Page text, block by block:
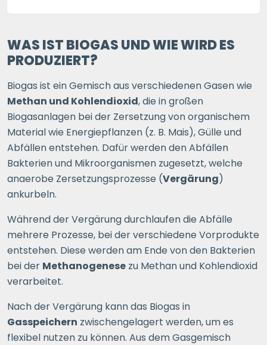
WAS IST BIOGAS UND WIE WIRD ES
PRODUZIERT?
Biogas ist ein Gemisch aus verschiedenen Gasen wie
Methan und Kohlendioxid, die in großen
Biogasanlagen bei der Zersetzung von organischem
Material wie Energiepflanzen (z. B. Mais), Gülle und
Abfällen entstehen. Dafür werden den Abfällen
Bakterien und Mikroorganismen zugesetzt, welche
anaerobe Zersetzungsprozesse (Vergärung)
ankurbeln.
Während der Vergärung durchlaufen die Abfälle
mehrere Prozesse, bei der verschiedene Vorprodukte
entstehen. Diese werden am Ende von den Bakterien
bei der Methanogenese zu Methan und Kohlendioxid
verarbeitet.
Nach der Vergärung kann das Biogas in
Gasspeichern zwischengelagert werden, um es
flexibel nutzen zu können. Aus dem Gasgemisch